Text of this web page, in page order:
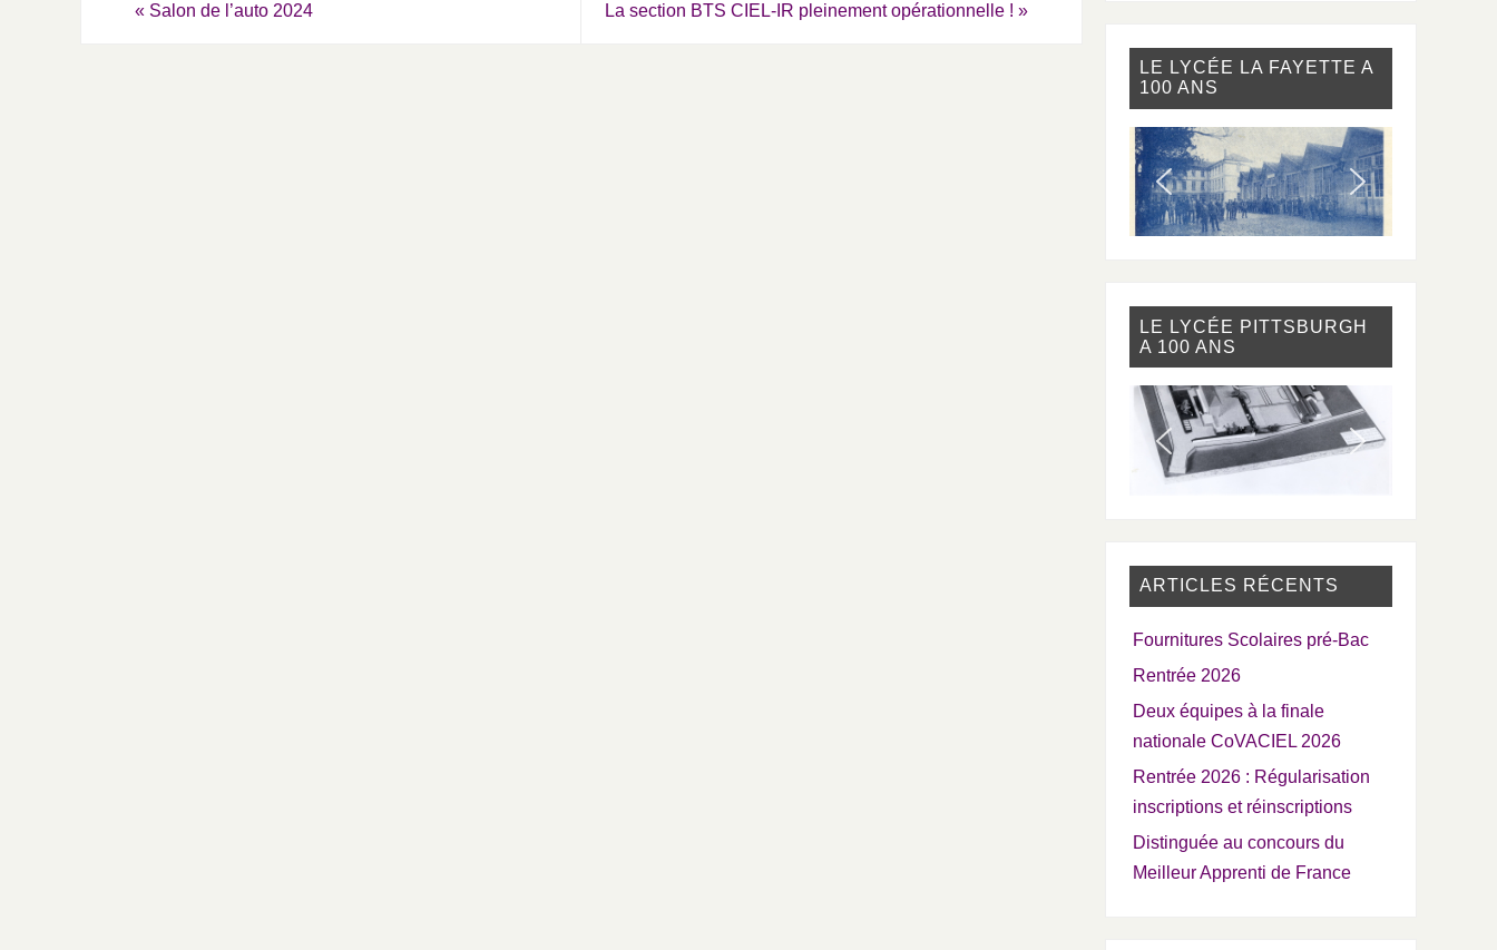
« Salon de l’auto 2024 La section BTS CIEL-IR pleinement opérationnelle ! »
LE LYCÉE LA FAYETTE A
100 ANS
LE LYCÉE PITTSBURGH
A 100 ANS
ARTICLES RÉCENTS
Fournitures Scolaires pré-Bac
Rentrée 2026
Deux équipes à la finale
nationale CoVACIEL 2026
Rentrée 2026 : Régularisation
inscriptions et réinscriptions
Distinguée au concours du
Meilleur Apprenti de France